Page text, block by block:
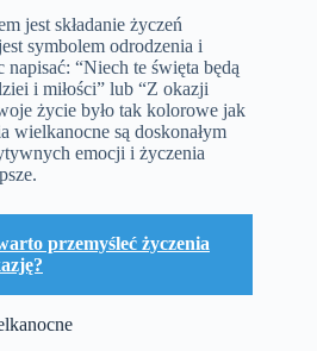
jest składanie życzeń
symbolem odrodzenia i
“Niech te święta będą
i miłości” lub “Z okazji
życie było tak kolorowe jak
wielkanocne są doskonałym
emocji i życzenia
przemyśleć życzenia